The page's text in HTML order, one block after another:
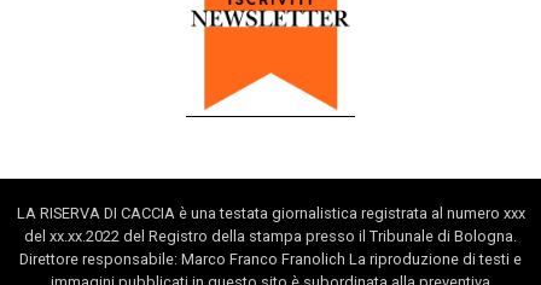
LA RISERVA DI CACCIA è una testata giornalistica registrata al numero xxx
del xx.xx.2022 del Registro della stampa presso il Tribunale di Bologna.
Direttore responsabile: Marco Franco Franolich La riproduzione di testi e